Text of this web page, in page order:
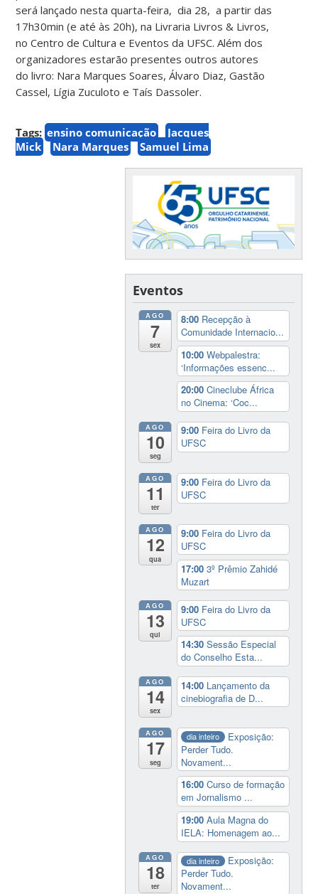
será lançado nesta quarta-feira, dia 28, a partir das
17h30min (e até às 20h), na Livraria Livros & Livros,
no Centro de Cultura e Eventos da UFSC. Além dos
organizadores estarão presentes outros autores
do livro: Nara Marques Soares, Álvaro Diaz, Gastão
Cassel, Lígia Zuculoto e Taís Dassoler.
Tags: ensino comunicação
Jacques
Mick
Nara Marques Samuel Lima
Eventos
AGO
7
sex
8:00 Recepção à
Comunidade Internacio...
10:00Webpalestra:
‘Informações essenc...
20:00Cineclube África
no Cinema: ‘Coc...
AGO
10
seg
9:00 Feira do Livro da
UFSC
AGO
11
ter
9:00 Feira do Livro da
UFSC
AGO
12
qua
9:00 Feira do Livro da
UFSC
17:003º Prêmio Zahidé
Muzart
AGO
13
qui
9:00 Feira do Livro da
UFSC
14:30Sessão Especial
do Conselho Esta...
AGO
14
sex
14:00 Lançamento da
cinebiografia de D...
AGO
17
seg
dia inteiro
Exposição:
Perder Tudo.
Novament...
16:00Curso de formação
em Jornalismo ...
19:00Aula Magna do
IELA: Homenagem ao...
AGO
18
ter
dia inteiro
Exposição:
Perder Tudo.
Novament...